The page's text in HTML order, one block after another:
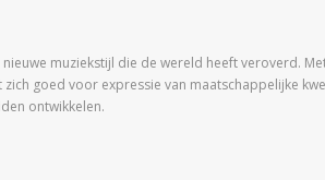
muziekstijl die de wereld heeft veroverd.
goed voor expressie van maatschappelijke
ontwikkelen.